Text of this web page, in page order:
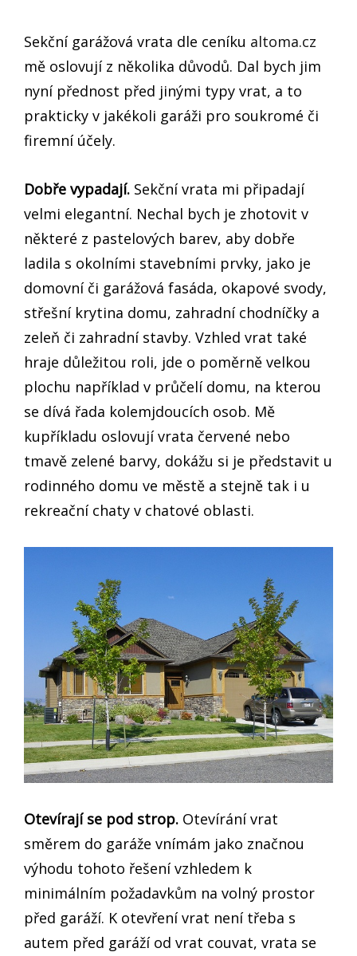
Sekční garážová vrata dle ceníku altoma.cz
mě oslovují z několika důvodů. Dal bych jim
nyní přednost před jinými typy vrat, a to
prakticky v jakékoli garáži pro soukromé či
firemní účely.
Dobře vypadají. Sekční vrata mi připadají
velmi elegantní. Nechal bych je zhotovit v
některé z pastelových barev, aby dobře
ladila s okolními stavebními prvky, jako je
domovní či garážová fasáda, okapové svody,
střešní krytina domu, zahradní chodníčky a
zeleň či zahradní stavby. Vzhled vrat také
hraje důležitou roli, jde o poměrně velkou
plochu například v průčelí domu, na kterou
se dívá řada kolemjdoucích osob. Mě
kupříkladu oslovují vrata červené nebo
tmavě zelené barvy, dokážu si je představit u
rodinného domu ve městě a stejně tak i u
rekreační chaty v chatové oblasti.
Otevírají se pod strop. Otevírání vrat
směrem do garáže vnímám jako značnou
výhodu tohoto řešení vzhledem k
minimálním požadavkům na volný prostor
před garáží. K otevření vrat není třeba s
autem před garáží od vrat couvat, vrata se